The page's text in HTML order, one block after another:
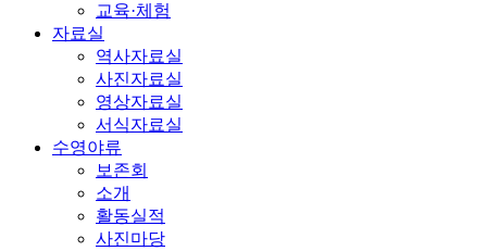
교육·체험
자료실
역사자료실
사진자료실
영상자료실
서식자료실
수영야류
보존회
소개
활동실적
사진마당